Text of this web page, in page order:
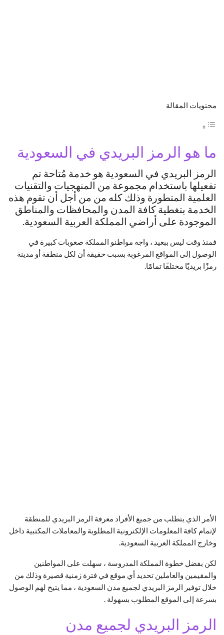
محتويات المقالة
ما هو الرمز البريدي في السعودية
الرمز البريدي في السعودية هو خدمة مُتاحة تم
تفعيلها باستخدام مجموعة من المنهجيات والتقنيات
العلمية المتطورة وذلك كله من من أجل أن تقوم هذه
الخدمة بتغطية كافة المدن والمحافظات والمناطق
الموجودة على أراضي المملكة العربية السعودية.
فمنذ وقت ليس ببعيد ، واجه مواطنو المملكة صعوبات كبيرة في
الوصول إلى المواقع المرغوبة بسبب حقيقة أن لكل منطقة أو مدينة
رمزًا بريديًا مختلفًا تمامًا.
الأمر الذي يتطلب من جميع الأفراد معرفة الرمز البريدي للمنطقة
لإتمام كافة المعلومات الإلكترونية المطلوبة والمعاملات المكتبية داخل
وخارج المملكة العربية السعودية.
لكن بفضل خطوة المملكة المدروسة ، سهلت على المواطنين
والمقيمين والعاملين تحديد أي موقع في فترة زمنية قصيرة وذلك من
خلال توفير الرمز البريدي لجميع مدن السعودية ، مما يتيح لهم الوصول
بسرعة إلى الموقع المطلوب بسهولة .
الرمز البريدي لجميع مدن